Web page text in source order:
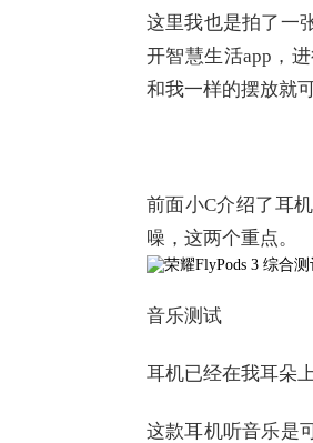
这里我也是拍了一
开智慧生活app，
和我一样的摆放就可
前面小C介绍了耳
噪，这两个重点。
音乐测试
耳机已经在我耳朵
这款耳机听音乐是